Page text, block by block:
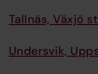
Tallnäs, Växjö
Undersvik,